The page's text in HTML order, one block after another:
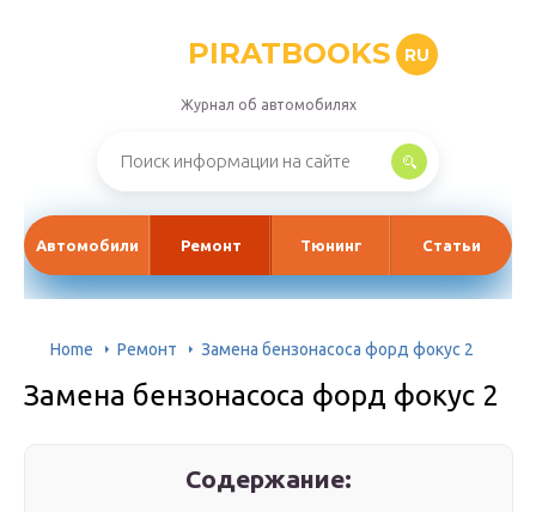
PIRATBOOKS RU
Журнал об автомобилях
Автомобили Ремонт Тюнинг Статьи
Home Ремонт Замена бензонасоса форд фокус 2
Замена бензонасоса форд фокус 2
Содержание: